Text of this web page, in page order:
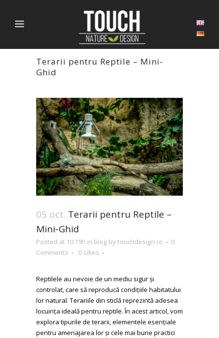
Terarii pentru Reptile – Mini-
Ghid
05 oct. Terarii pentru Reptile –
Mini-Ghid
Posted at 10:19h in blog by touchdesign.ro
0
Comments
0 Likes
Reptilele au nevoie de un mediu sigur și
controlat, care să reproducă condițiile habitatului
lor natural. Terariile din sticlă reprezintă adesea
locuința ideală pentru reptile. În acest articol, vom
explora tipurile de terarii, elementele esențiale
pentru amenajarea lor și cele mai bune practici